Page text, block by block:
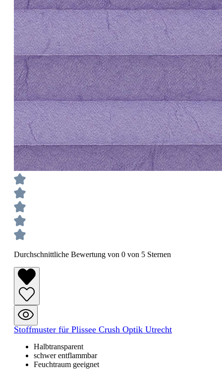
Durchschnittliche Bewertung von 0 von 5 Sternen
Stoffmuster für Plissee Crush Optik Utrecht
Halbtransparent
schwer entflammbar
Feuchtraum geeignet